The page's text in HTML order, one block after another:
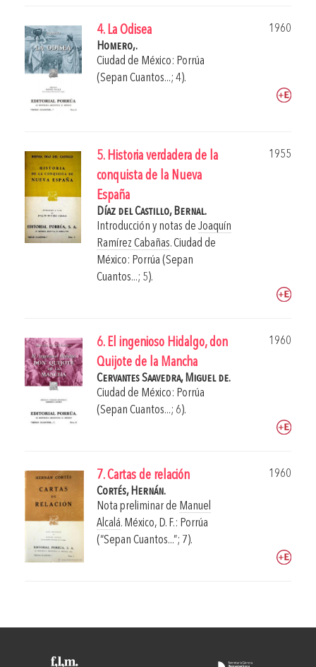
4. La Odisea
1960
Homero,.
Ciudad de México: Porrúa
(Sepan Cuantos...; 4).
5. Historia verdadera de la
conquista de la Nueva
España
1955
Díaz del Castillo, Bernal.
Introducción y notas de Joaquín
Ramírez Cabañas.Ciudad de
México: Porrúa (Sepan
Cuantos...; 5).
6. El ingenioso Hidalgo, don
Quijote de la Mancha
1960
Cervantes Saavedra, Miguel de.
Ciudad de México: Porrúa
(Sepan Cuantos...; 6).
7. Cartas de relación
1960
Cortés, Hernán.
Nota preliminar de Manuel
Alcalá. México, D. F.: Porrúa
(“Sepan Cuantos...”; 7).